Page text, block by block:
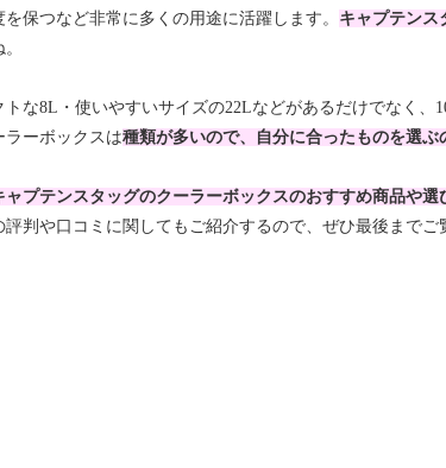
を保つなど非常に多くの用途に活躍します。 キャプテンス
トな8L・使いやすいサイズの22Lなどがあるだけでなく
ラーボックスは種類が多いので、自分に合ったものを選ぶ
ャプテンスタッグのクーラーボックスのおすすめ商品や選
評判や口コミに関してもご紹介するので、ぜひ最後までご